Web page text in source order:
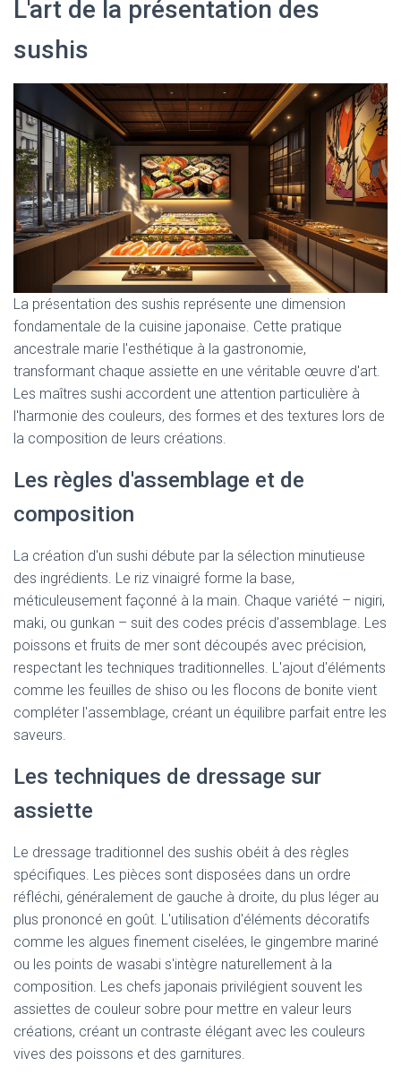
L'art de la présentation des
sushis
La présentation des sushis représente une dimension
fondamentale de la cuisine japonaise. Cette pratique
ancestrale marie l'esthétique à la gastronomie,
transformant chaque assiette en une véritable œuvre d'art.
Les maîtres sushi accordent une attention particulière à
l'harmonie des couleurs, des formes et des textures lors de
la composition de leurs créations.
Les règles d'assemblage et de
composition
La création d'un sushi débute par la sélection minutieuse
des ingrédients. Le riz vinaigré forme la base,
méticuleusement façonné à la main. Chaque variété – nigiri,
maki, ou gunkan – suit des codes précis d'assemblage. Les
poissons et fruits de mer sont découpés avec précision,
respectant les techniques traditionnelles. L'ajout d'éléments
comme les feuilles de shiso ou les flocons de bonite vient
compléter l'assemblage, créant un équilibre parfait entre les
saveurs.
Les techniques de dressage sur
assiette
Le dressage traditionnel des sushis obéit à des règles
spécifiques. Les pièces sont disposées dans un ordre
réfléchi, généralement de gauche à droite, du plus léger au
plus prononcé en goût. L'utilisation d'éléments décoratifs
comme les algues finement ciselées, le gingembre mariné
ou les points de wasabi s'intègre naturellement à la
composition. Les chefs japonais privilégient souvent les
assiettes de couleur sobre pour mettre en valeur leurs
créations, créant un contraste élégant avec les couleurs
vives des poissons et des garnitures.